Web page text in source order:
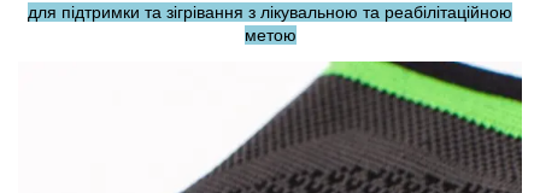
для підтримки та зігрівання з лікувальною та реабілітаційною
метою